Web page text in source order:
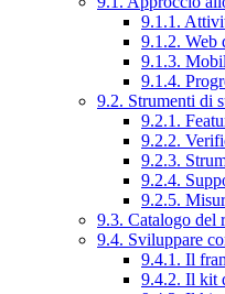
9.1.1.
9.1.2. Web
9.1.3.
9.1.4.
9.2. Strumenti di
9.2.1.
9.2.2.
9.2.3.
9.2.4.
9.2.5.
9.3. Catalogo del
9.4. Sviluppare
9.4.1. Il
9.4.2. Il kit